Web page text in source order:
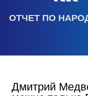
ОТЧЕТ ПО
Дмитрий